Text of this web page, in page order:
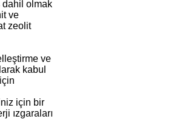
dahil olmak
ve
zeolit
ve
kabul
için bir
ızgaraları